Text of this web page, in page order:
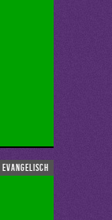
evangelisch